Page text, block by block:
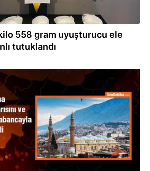
558 gram uyuşturucu ele
tutuklandı